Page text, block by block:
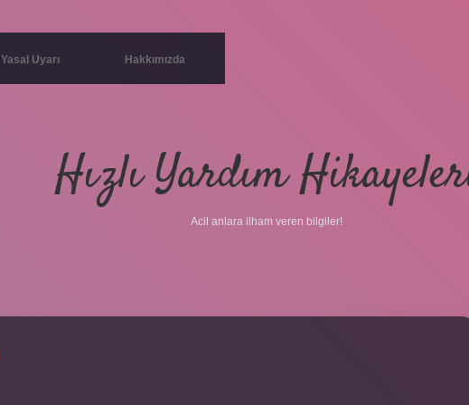
Yasal Uyarı Hakkımızda
Hızlı Yardım
Acil anlara ilham veren bilgiler!